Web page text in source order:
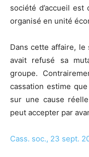
société d’accueil
organisé en unité
Dans cette affaire, le
avait refusé sa
groupe.
cassation estime
sur une cause
peut accepter par
Cass. soc., 23 sept.